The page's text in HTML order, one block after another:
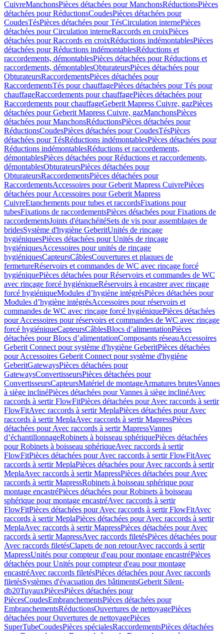
CuivreManchonsPièces détachées pour ManchonsRéductionsPièces
détachées pour RéductionsCoudesPièces détachées pour
CoudesTésPièces détachées pour TésCirculation internePièces
détachées pour Circulation interneRaccords en croixPièces
détachées pour Raccords en croixRéductions indémontablesPièces
détachées pour Réductions indémontablesRéductions et
raccordements, démontablesPièces détachées pour Réductions et
raccordements, démontablesObturateursPièces détachées pour
ObturateursRaccordementsPièces détachées pour
RaccordementsTés pour chauffagePièces détachées pour Tés pour
chauffageRaccordements pour chauffagePièces détachées pour
Raccordements pour chauffageGeberit Mapress Cuivre, gazPièces
détachées pour Geberit Mapress Cuivre, gazManchonsPièces
détachées pour ManchonsRéductionsPièces détachées pour
RéductionsCoudesPièces détachées pour CoudesTésPièces
détachées pour TésRéductions indémontablesPièces détachées pour
Réductions indémontablesRéductions et raccordements,
démontablesPièces détachées pour Réductions et raccordements,
démontablesObturateursPièces détachées pour
ObturateursRaccordementsPièces détachées pour
RaccordementsAccessoires pour Geberit Mapress CuivrePièces
détachées pour Accessoires pour Geberit Mapress
CuivreEtanchements pour tubes et raccordsFixations pour
tubesFixations de raccordementsPièces détachées pour Fixations de
raccordementsJoints d'étanchéitéSets de vis pour assemblages de
bridesSystème d'hygiène GeberitUnités de rinçage
hygiéniquesPièces détachées pour Unités de rinçage
hygiéniquesAccessoires pour unités de rinçage
hygiéniquesCapteursCâblesCouvertures et plaques de
fermetureRéservoirs et commandes de WC avec rinçage forcé
hygiéniquePièces détachées pour Réservoirs et commandes de WC
avec rinçage forcé hygiéniqueRéservoirs à encastrer avec rinçage
forcé hygiéniqueModules d’hygiène intégrésPièces détachées pour
Modules d’hygiène intégrésAccessoires pour réservoirs et
commandes de WC avec rinçage forcé hygiéniquePièces détachées
pour Accessoires pour réservoirs et commandes de WC avec rinçage
forcé hygiéniqueCapteursCâblesBlocs d’alimentationPièces
détachées pour Blocs d’alimentationComposants réseauAccessoires
Geberit Connect pour système d'hygiène GeberitPièces détachées
pour Accessoires Geberit Connect pour système d'hygiène
GeberitGatewaysPièces détachées pour
GatewaysConvertisseursPièces détachées pour
ConvertisseursCapteursMatériel de montageArmatures brutesVannes
à siège inclinéPièces détachées pour Vannes à siège inclinéAvec
raccords à sertir FlowFitPièces détachées pour Avec raccords à sertir
FlowFitAvec raccords à sertir MeplaPièces détachées pour Avec
raccords à sertir MeplaAvec raccords à sertir MapressPièces
détachées pour Avec raccords à sertir MapressVannes
d’échantillonnageRobinets à boisseau sphériquePièces détachées
pour Robinets à boisseau sphériqueAvec raccords à sertir
FlowFitPièces détachées pour Avec raccords à sertir FlowFitAvec
raccords à sertir MeplaPièces détachées pour Avec raccords à sertir
MeplaAvec raccords à sertir MapressPièces détachées pour Avec
raccords à sertir MapressRobinets à boisseau sphérique pour
montage encastréPièces détachées pour Robinets à boisseau
sphérique pour montage encastréAvec raccords à sertir
FlowFitPièces détachées pour Avec raccords à sertir FlowFitAvec
raccords à sertir MeplaPièces détachées pour Avec raccords à sertir
MeplaAvec raccords à sertir MapressPièces détachées pour Avec
raccords à sertir MapressAvec raccords filetésPièces détachées pour
Avec raccords filetésClapets de non retourAvec raccords à sertir
MapressUnités pour compteur d'eau pour montage encastréPièces
détachées pour Unités pour compteur d'eau pour montage
encastréAvec raccords filetésPièces détachées pour Avec raccords
filetésSystèmes d'évacuation des bâtimentsGeberit Silent-
db20TuyauxPiècesPièces détachées pour
PiècesCoudesEmbranchementsPièces détachées pour
EmbranchementsRéductionsOuvertures de nettoyagePièces
détachées pour Ouvertures de nettoyagePièces
SuperTubeCoudesPièces spécialesRaccordementsPièces détachées